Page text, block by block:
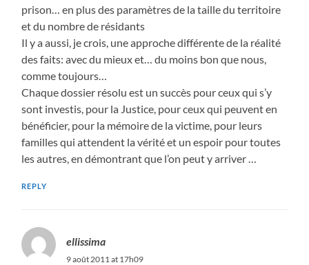
prison… en plus des paramètres de la taille du territoire
et du nombre de résidants
Il y a aussi, je crois, une approche différente de la réalité
des faits: avec du mieux et… du moins bon que nous,
comme toujours…
Chaque dossier résolu est un succès pour ceux qui s’y
sont investis, pour la Justice, pour ceux qui peuvent en
bénéficier, pour la mémoire de la victime, pour leurs
familles qui attendent la vérité et un espoir pour toutes
les autres, en démontrant que l’on peut y arriver …
REPLY
ellissima
9 août 2011 at 17h09